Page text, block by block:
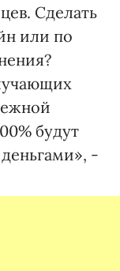
Сделать
или по
будут
-